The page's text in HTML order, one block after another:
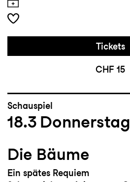
Tickets
CHF 15
Schauspiel
18.3 Donnerstag
Die Bäume
Ein spätes Requiem